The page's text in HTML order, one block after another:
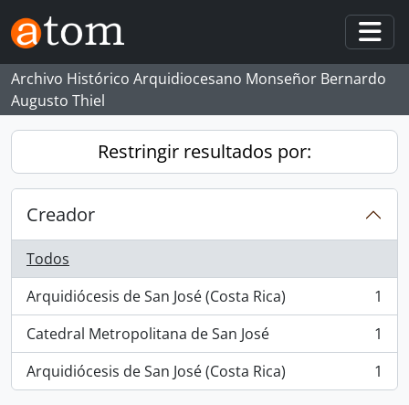
Skip to main content
Archivo Histórico Arquidiocesano Monseñor Bernardo
Augusto Thiel
Restringir resultados por:
Creador
Todos
Arquidiócesis de San José (Costa Rica)
, 1 resultados
1
Catedral Metropolitana de San José
, 1 resultados
1
Arquidiócesis de San José (Costa Rica)
, 1 resultados 1